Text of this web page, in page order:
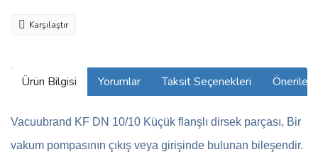
Karşılaştır
Ürün Bilgisi Yorumlar Taksit Seçenekleri
Vacuubrand KF DN 10/10 Küçük flanşlı dirsek parçası, Bir
vakum pompasının çıkış veya girişinde bulunan bileşendir.